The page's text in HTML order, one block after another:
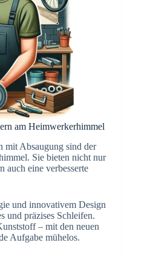
am Heimwerkerhimmel
mit Absaugung sind der
Sie bieten nicht nur
auch eine verbesserte
und innovativem Design
und präzises Schleifen.
– mit den neuen
Aufgabe mühelos.